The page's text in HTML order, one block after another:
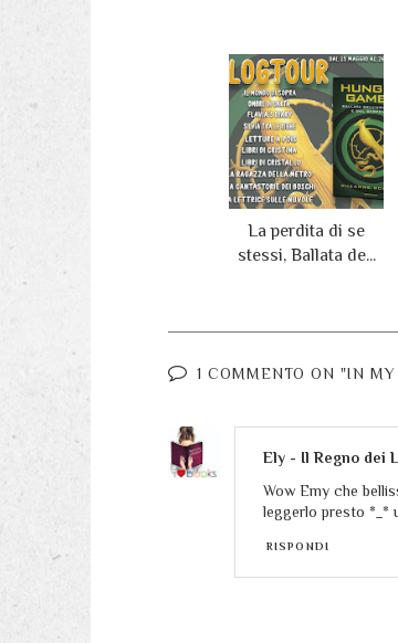
La perdita di se
stessi, Ballata de...
1 COMMENTO ON "IN
Ely - Il Regno dei
Wow Emy che
leggerlo presto *_*
RISPONDI